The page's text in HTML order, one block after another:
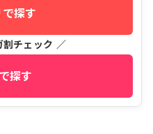
探す
チェック ／
探す